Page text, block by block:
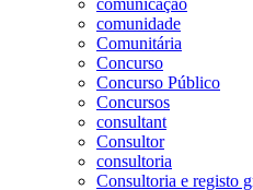
comunidade
Comunitária
Concurso
Concurso Público
Concursos
consultant
Consultor
consultoria
Consultoria e registo